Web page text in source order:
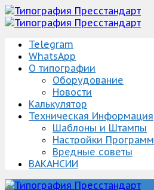
Telegram
WhatsApp
О типографии
Оборудование
Новости
Калькулятор
Техническая Информация
Шаблоны и Штампы
Настройки Программ
Вредные советы
ВАКАНСИИ